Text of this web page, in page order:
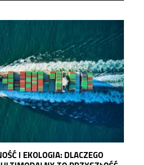
I EKOLOGIA: DLACZEGO